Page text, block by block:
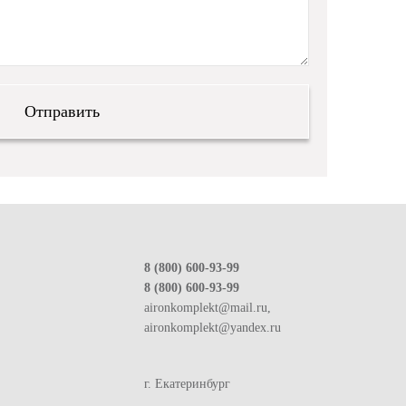
8 (800) 600-93-99
8 (800) 600-93-99
aironkomplekt@mail.ru,
aironkomplekt@yandex.ru
г. Екатеринбург